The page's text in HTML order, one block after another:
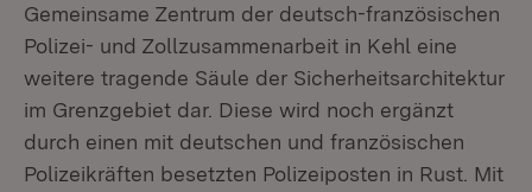
Gemeinsame Zentrum der deutsch-französischen
Polizei- und Zollzusammenarbeit in Kehl eine
weitere tragende Säule der Sicherheitsarchitektur
im Grenzgebiet dar. Diese wird noch ergänzt
durch einen mit deutschen und französischen
Polizeikräften besetzten Polizeiposten in Rust. Mit